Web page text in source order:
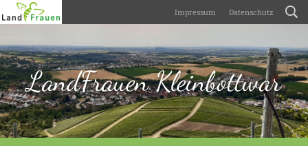
Impressum Datenschutz
LandFrauen Kleinbottwar